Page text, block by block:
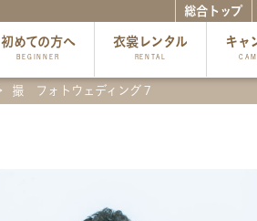
総合トップ
初めての方へ
BEGINNER
衣裳レンタル
RENTAL
キャ
撮 フォトウェディング７